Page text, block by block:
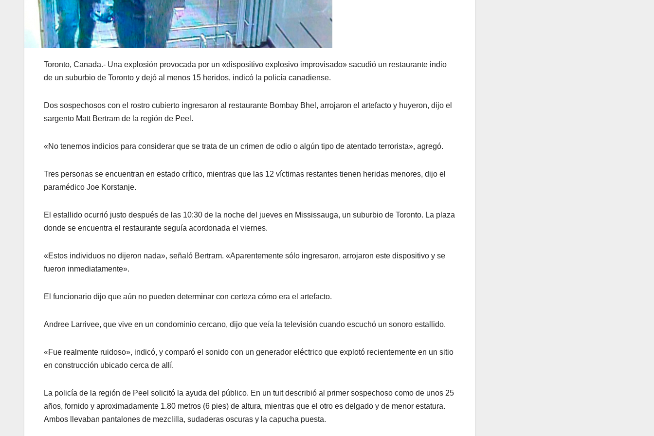
Toronto, Canada.- Una explosión provocada por un «dispositivo explosivo improvisado» sacudió un restaurante indio
de un suburbio de Toronto y dejó al menos 15 heridos, indicó la policía canadiense.
Dos sospechosos con el rostro cubierto ingresaron al restaurante Bombay Bhel, arrojaron el artefacto y huyeron, dijo el
sargento Matt Bertram de la región de Peel.
«No tenemos indicios para considerar que se trata de un crimen de odio o algún tipo de atentado terrorista», agregó.
Tres personas se encuentran en estado crítico, mientras que las 12 víctimas restantes tienen heridas menores, dijo el
paramédico Joe Korstanje.
El estallido ocurrió justo después de las 10:30 de la noche del jueves en Mississauga, un suburbio de Toronto. La plaza
donde se encuentra el restaurante seguía acordonada el viernes.
«Estos individuos no dijeron nada», señaló Bertram. «Aparentemente sólo ingresaron, arrojaron este dispositivo y se
fueron inmediatamente».
El funcionario dijo que aún no pueden determinar con certeza cómo era el artefacto.
Andree Larrivee, que vive en un condominio cercano, dijo que veía la televisión cuando escuchó un sonoro estallido.
«Fue realmente ruidoso», indicó, y comparó el sonido con un generador eléctrico que explotó recientemente en un sitio
en construcción ubicado cerca de allí.
La policía de la región de Peel solicitó la ayuda del público. En un tuit describió al primer sospechoso como de unos 25
años, fornido y aproximadamente 1.80 metros (6 pies) de altura, mientras que el otro es delgado y de menor estatura.
Ambos llevaban pantalones de mezclilla, sudaderas oscuras y la capucha puesta.